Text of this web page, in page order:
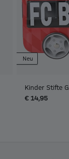
Neu
Kinder Stifte
€ 14,95